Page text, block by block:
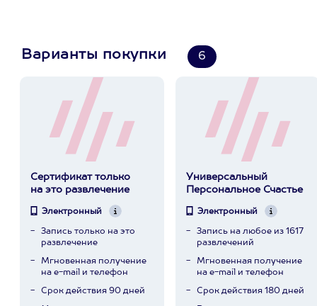
Варианты покупки 6
Сертификат только
на это развлечение
Электронный
Запись только на это
развлечение
Мгновенная получение
на e-mail и телефон
Срок действия 90 дней
Универсальный
Персональное Счастье
Электронный
Запись на любое из 1617
развлечений
Мгновенная получение
на e-mail и телефон
Срок действия 180 дней